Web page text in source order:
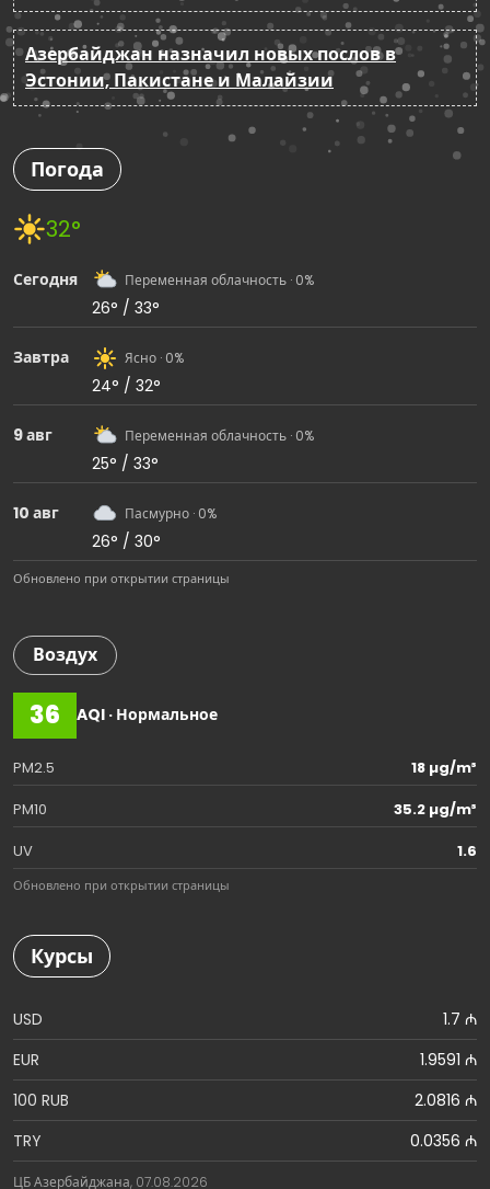
Азербайджан назначил новых послов в
Эстонии, Пакистане и Малайзии
Погода
32°
Сегодня Переменная облачность · 0%
26° / 33°
Завтра Ясно · 0%
24° / 32°
9 авг Переменная облачность · 0%
25° / 33°
10 авг Пасмурно · 0%
26° / 30°
Обновлено при открытии страницы
Воздух
36 AQI · Нормальное
PM2.5
18 µg/m³
PM10
35.2 µg/m³
UV
1.6
Обновлено при открытии страницы
Курсы
USD
1.7 ₼
EUR
1.9591 ₼
100 RUB
2.0816 ₼
TRY
0.0356 ₼
ЦБ Азербайджана, 07.08.2026